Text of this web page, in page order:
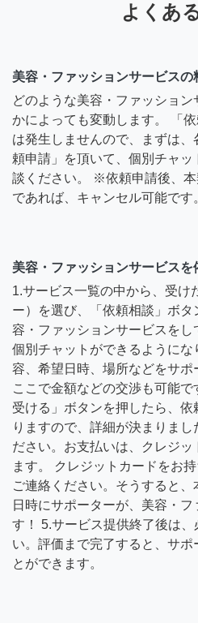
よくあ
美容・ファッションサービスの
どのような美容・ファッショ
かによっても変動します。 「
は発生しませんので、まずは
頼申請」を頂いて、個別チャ
談ください。 ※依頼申請後、本
であれば、キャンセル可能です
美容・ファッションサービスを
1.サービス一覧の中から、受け
ー）を選び、「依頼相談」ボ
容・ファッションサービスを
個別チャットができるように
容、希望日時、場所などをサポ
ここで金額などの交渉も可能
受ける」ボタンを押したら、
りますので、詳細が決まりまし
ださい。お支払いは、クレジ
ます。 クレジットカードをお
ご連絡ください。そうすると
日時にサポーターが、美容・
す！ 5.サービス提供終了後は
い。評価まで完了すると、サポ
とができます。